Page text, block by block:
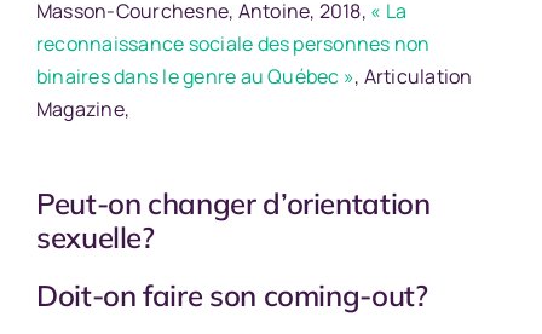
Masson-Courchesne, Antoine, 2018, « La
reconnaissance sociale des personnes non
binaires dans le genre au Québec », Articulation
Magazine,
Peut-on changer d’orientation
sexuelle?
Doit-on faire son coming-out?